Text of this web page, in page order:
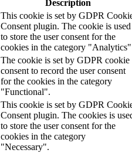
Description
This cookie is set by GDPR
Consent plugin. The cookie is used
to store the user consent for the
cookies in the category
The cookie is set by GDPR cookie
consent to record the user consent
for the cookies in the category
"Functional".
This cookie is set by GDPR
Consent plugin. The cookies is
to store the user consent for the
cookies in the category
"Necessary".